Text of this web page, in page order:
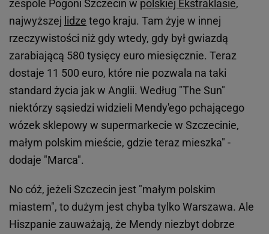
zespole Pogoni Szczecin w polskiej Ekstraklasie,
najwyższej lidze tego kraju. Tam żyje w innej
rzeczywistości niż gdy wtedy, gdy był gwiazdą
zarabiającą 580 tysięcy euro miesięcznie. Teraz
dostaje 11 500 euro, które nie pozwala na taki
standard życia jak w Anglii. Według "The Sun"
niektórzy sąsiedzi widzieli Mendy'ego pchającego
wózek sklepowy w supermarkecie w Szczecinie,
małym polskim mieście, gdzie teraz mieszka" -
dodaje "Marca".
No cóż, jeżeli Szczecin jest "małym polskim
miastem", to dużym jest chyba tylko Warszawa. Ale
Hiszpanie zauważają, że Mendy niezbyt dobrze